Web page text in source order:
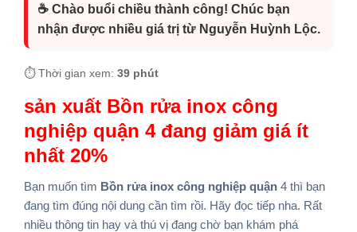
☕ Chào buổi chiều thành công! Chúc bạn
nhận được nhiều giá trị từ Nguyễn Huỳnh Lộc.
⏱️ Thời gian xem: 39 phút
sản xuất Bồn rửa inox công
nghiệp quận 4 đang giảm giá ít
nhất 20%
Bạn muốn tìm Bồn rửa inox công nghiệp quận 4 thì bạn
đang tìm đúng nội dung cần tìm rồi. Hãy đọc tiếp nha. Rất
nhiều thông tin hay và thú vị đang chờ bạn khám phá